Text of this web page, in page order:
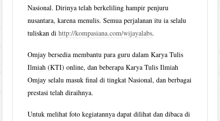
Nasional. Dirinya telah berkeliling hampir penjuru
nusantara, karena menulis. Semua perjalanan itu ia selalu
tuliskan dihttp://kompasiana.com/wijayalabs.
Omjay bersedia membantu para guru dalam Karya Tulis
Ilmiah (KTI) online, dan beberapa Karya Tulis Ilmiah
Omjay selalu masuk final di tingkat Nasional, dan berbagai
prestasi telah diraihnya.
Untuk melihat foto kegiatannya dapat dilihat dan dibaca di